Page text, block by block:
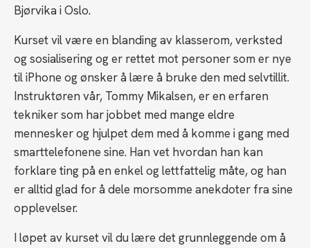
Bjørvika i Oslo.
Kurset vil være en blanding av klasserom, verksted
og sosialisering og er rettet mot personer som er nye
til iPhone og ønsker å lære å bruke den med selvtillit.
Instruktøren vår, Tommy Mikalsen, er en erfaren
tekniker som har jobbet med mange eldre
mennesker og hjulpet dem med å komme i gang med
smarttelefonene sine. Han vet hvordan han kan
forklare ting på en enkel og lettfattelig måte, og han
er alltid glad for å dele morsomme anekdoter fra sine
opplevelser.
I løpet av kurset vil du lære det grunnleggende om å